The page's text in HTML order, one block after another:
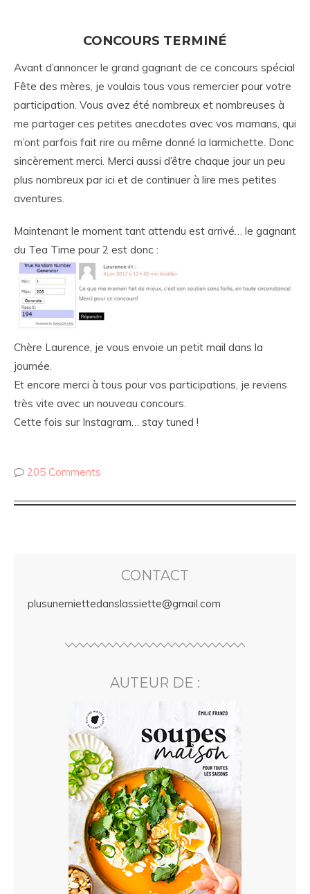
CONCOURS TERMINÉ
Avant d’annoncer le grand gagnant de ce concours spécial
Fête des mères, je voulais tous vous remercier pour votre
participation. Vous avez été nombreux et nombreuses à
me partager ces petites anecdotes avec vos mamans, qui
m’ont parfois fait rire ou même donné la larmichette. Donc
sincèrement merci. Merci aussi d’être chaque jour un peu
plus nombreux par ici et de continuer à lire mes petites
aventures.
Maintenant le moment tant attendu est arrivé… le gagnant
du Tea Time pour 2 est donc :
Chère Laurence, je vous envoie un petit mail dans la
journée.
Et encore merci à tous pour vos participations, je reviens
très vite avec un nouveau concours.
Cette fois sur Instagram… stay tuned !
205 Comments
CONTACT
plusunemiettedanslassiette@gmail.com
AUTEUR DE :